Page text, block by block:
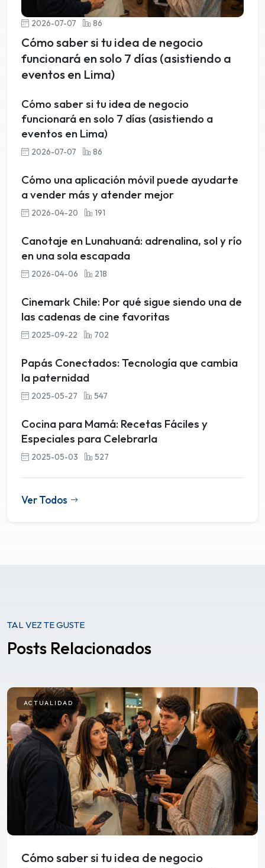
2026-07-07 86
Cómo saber si tu idea de negocio
funcionará en solo 7 días (asistiendo a
eventos en Lima)
Cómo saber si tu idea de negocio
funcionará en solo 7 días (asistiendo a
eventos en Lima)
2026-07-07 86
Cómo una aplicación móvil puede ayudarte
a vender más y atender mejor
2026-04-20 191
Canotaje en Lunahuaná: adrenalina, sol y río
en una sola escapada
2026-04-06 218
Cinemark Chile: Por qué sigue siendo una de
las cadenas de cine favoritas
2025-09-22 702
Papás Conectados: Tecnología que cambia
la paternidad
2025-05-27 547
Cocina para Mamá: Recetas Fáciles y
Especiales para Celebrarla
2025-05-03 527
Ver Todos
TAL VEZ TE GUSTE
Posts Relacionados
ACTUALIDAD
Cómo saber si tu idea de negocio